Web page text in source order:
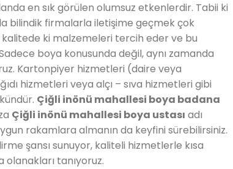
en sık görülen olumsuz etkenlerdir. Tabii ki
bilindik firmalarla iletişime geçmek çok
kalitede ki malzemeleri tercih eder ve bu
boya konusunda değil, aynı zamanda
Kartonpiyer hizmetleri (daire veya
hizmetleri veya alçı – sıva hizmetleri gibi
Çiğli inönü mahallesi boya badana
Çiğli inönü mahallesi boya ustası adı
rakamlara almanın da keyfini sürebilirsiniz.
şansı sunuyor, kaliteli hizmetlerle kısa
olanakları tanıyoruz.